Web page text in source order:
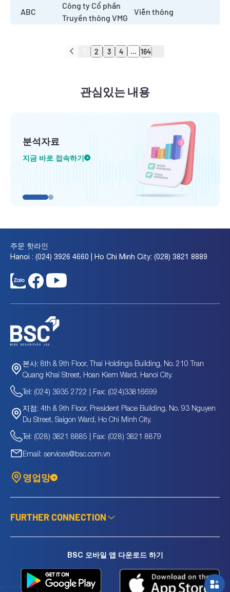
ABC
Công ty Cổ phần
Truyền thông VMG
Viễn thông
2 3 4 ... 164
관심있는 내용
분석자료
지금 바로 접속하기
주문 핫라인
Hanoi : (024) 3926 4660 | Ho Chi Minh City: (028) 3821 8889
본사: 8th & 9th Floor, Thai Holdings Building, No. 210 Tran
Quang Khai Street, Hoan Kiem Ward, Hanoi City.
Tel: (024) 3935 2722 | Fax: (024)33816699
지점: 4th & 9th Floor, President Place Building, No. 93 Nguyen
Du Street, Saigon Ward, Ho Chi Minh City.
Tel: (028) 3821 8885 | Fax: (028) 3821 8879
Email: services@bsc.com.vn
영업망
FURTHER CONNECTION
BSC 모바일 앱 다운로드 하기